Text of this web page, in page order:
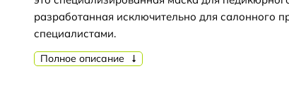
разработанная исключительно для салонного
специалистами.
Полное описание